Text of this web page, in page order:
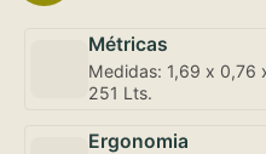
Métricas
Medidas: 1,69 x 0,76
251 Lts.
Ergonomia